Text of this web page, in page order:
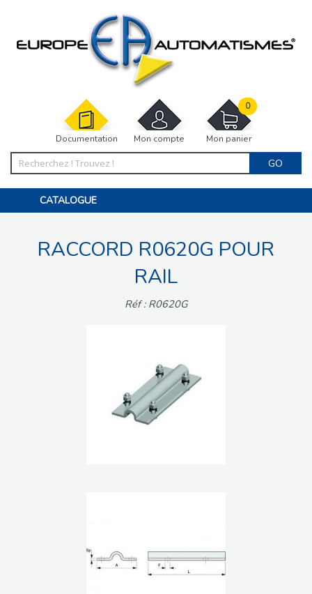
Documentation Mon compte Mon panier
0
GO
CATALOGUE
MOTORISATIONS
ACCESSOIRES ET ELECTRONIQUES
INTERPHONES VISIOPHONES
RACCORD R0620G POUR
RAIL
Réf : R0620G